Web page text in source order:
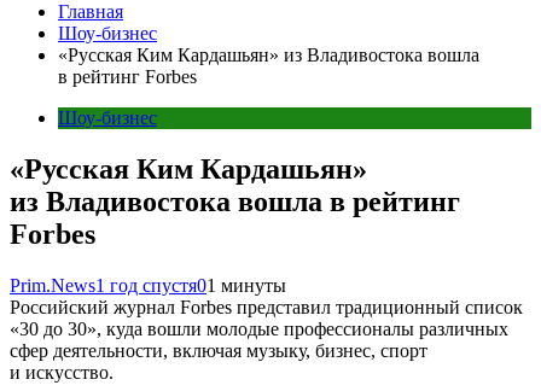
Главная
Шоу-бизнес
«Русская Ким Кардашьян» из Владивостока вошла
в рейтинг Forbes
Шоу-бизнес
«Русская Ким Кардашьян»
из Владивостока вошла в рейтинг
Forbes
Prim.News1 год спустя01 минуты
Российский журнал Forbes представил традиционный список
«30 до 30», куда вошли молодые профессионалы различных
сфер деятельности, включая музыку, бизнес, спорт
и искусство.